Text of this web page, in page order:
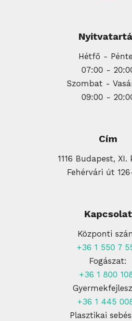
Hétfő -
07:00 -
Szombat -
09:00 -
Cím
1116 Budapest,
Fehérvári út
Kapcsolat
Központi
+36 1 550 7
Fogászat:
+36 1 800
+36 1 445
Plasztikai